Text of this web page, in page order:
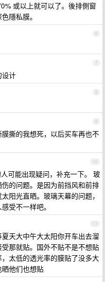
或以上就可以了。後排側窗
隱私膜。
6
7
设计
8
9
撕的我想死，以后买车再也不
10
可能出现疑问，补充一下。 玻
的问题。是因为前挡风和前排
阳光直晒。玻璃天幕的问题，
受不一样吧。
11
天大中午大太阳你开车出去溜
那就贴。国外不贴不是不想贴
太低的透光率的膜贴了没多大
他们也想贴